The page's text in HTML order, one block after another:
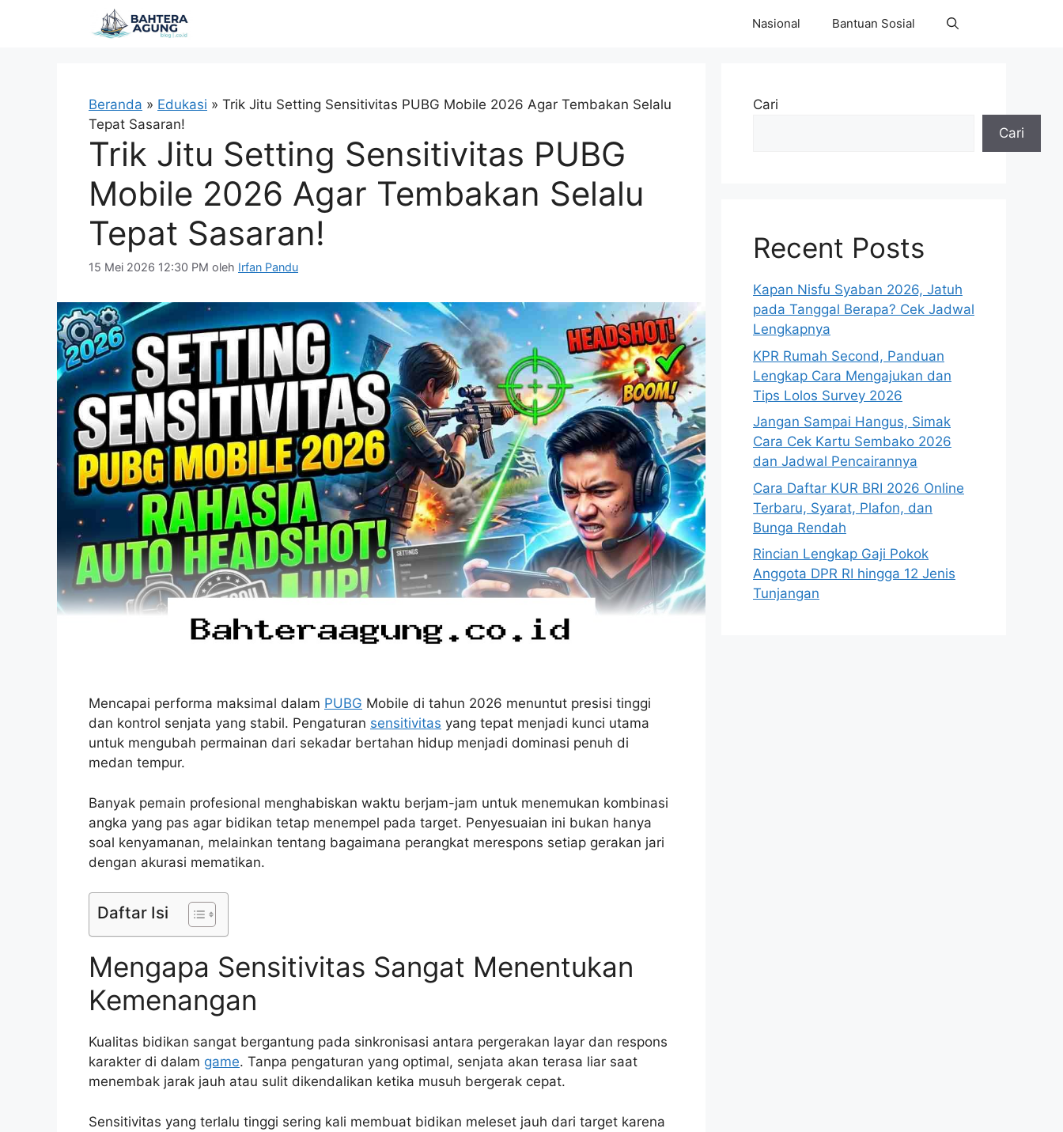
Nasional Bantuan Sosial
Beranda » Edukasi » Trik Jitu Setting Sensitivitas PUBG Mobile 2026 Agar Tembakan Selalu
Tepat Sasaran!
Trik Jitu Setting Sensitivitas PUBG
Mobile 2026 Agar Tembakan Selalu
Tepat Sasaran!
15 Mei 2026 12:30 PM oleh Irfan Pandu
Mencapai performa maksimal dalam PUBG Mobile di tahun 2026 menuntut presisi tinggi
dan kontrol senjata yang stabil. Pengaturan sensitivitas yang tepat menjadi kunci utama
untuk mengubah permainan dari sekadar bertahan hidup menjadi dominasi penuh di
medan tempur.
Banyak pemain profesional menghabiskan waktu berjam-jam untuk menemukan kombinasi
angka yang pas agar bidikan tetap menempel pada target. Penyesuaian ini bukan hanya
soal kenyamanan, melainkan tentang bagaimana perangkat merespons setiap gerakan jari
dengan akurasi mematikan.
Daftar Isi
Mengapa Sensitivitas Sangat Menentukan
Kemenangan
Kualitas bidikan sangat bergantung pada sinkronisasi antara pergerakan layar dan respons
karakter di dalam game. Tanpa pengaturan yang optimal, senjata akan terasa liar saat
menembak jarak jauh atau sulit dikendalikan ketika musuh bergerak cepat.
Sensitivitas yang terlalu tinggi sering kali membuat bidikan meleset jauh dari target karena
Cari
Cari
Recent Posts
Kapan Nisfu Syaban 2026, Jatuh
pada Tanggal Berapa? Cek Jadwal
Lengkapnya
KPR Rumah Second, Panduan
Lengkap Cara Mengajukan dan
Tips Lolos Survey 2026
Jangan Sampai Hangus, Simak
Cara Cek Kartu Sembako 2026
dan Jadwal Pencairannya
Cara Daftar KUR BRI 2026 Online
Terbaru, Syarat, Plafon, dan
Bunga Rendah
Rincian Lengkap Gaji Pokok
Anggota DPR RI hingga 12 Jenis
Tunjangan